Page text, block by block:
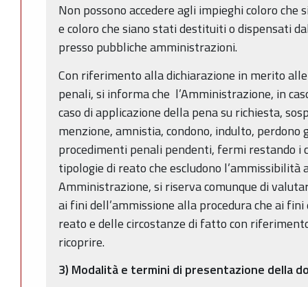
Non possono accedere agli impieghi coloro
e coloro che siano stati destituiti o dispensati
presso pubbliche amministrazioni.
Con riferimento alla dichiarazione in merito
penali, si informa che l’Amministrazione, in
caso di applicazione della pena su richiesta,
menzione, amnistia, condono, indulto, perdono
procedimenti penali pendenti, fermi restando i
tipologie di reato che escludono l’ammissibilità
Amministrazione, si riserva comunque di
ai fini dell’ammissione alla procedura che ai
reato e delle circostanze di fatto con
ricoprire.
3) Modalità e termini di presentazione della